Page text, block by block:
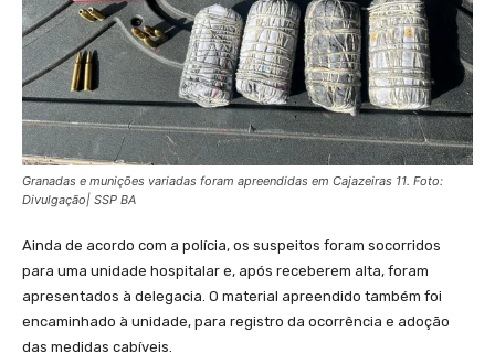
Granadas e munições variadas foram apreendidas em Cajazeiras 11. Foto:
Divulgação| SSP BA
Ainda de acordo com a polícia, os suspeitos foram socorridos
para uma unidade hospitalar e, após receberem alta, foram
apresentados à delegacia. O material apreendido também foi
encaminhado à unidade, para registro da ocorrência e adoção
das medidas cabíveis.